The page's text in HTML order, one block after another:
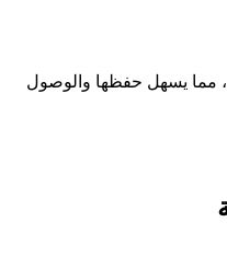
مما يسهل حفظها والوصول